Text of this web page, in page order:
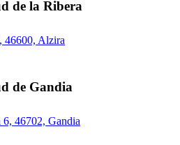
de la Ribera
46600, Alzira
de Gandia
46702, Gandia